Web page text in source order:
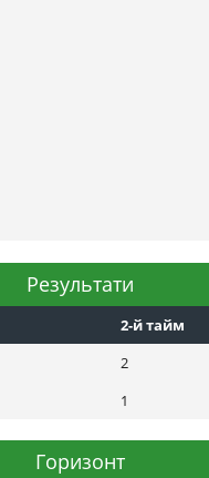
Результати
2-й тайм
2
1
Горизонт